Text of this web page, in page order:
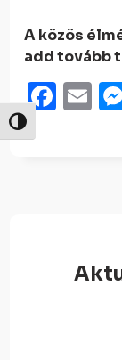
Nagy kontraszt
A közös
add tovább